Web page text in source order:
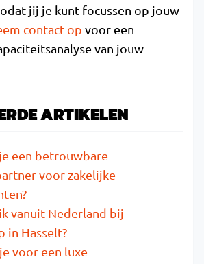
jij je kunt focussen op jouw
contact op voor een
van jouw
ARTIKELEN
een betrouwbare
voor zakelijke
vanuit Nederland bij
in Hasselt?
voor een luxe